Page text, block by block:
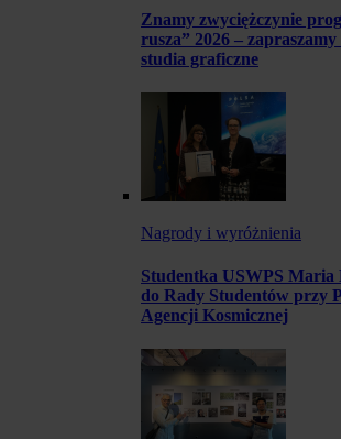
Znamy zwyciężczynie
rusza” 2026 – zapraszamy
studia graficzne
Nagrody i wyróżnienia
Studentka USWPS Maria
do Rady Studentów przy
Agencji Kosmicznej